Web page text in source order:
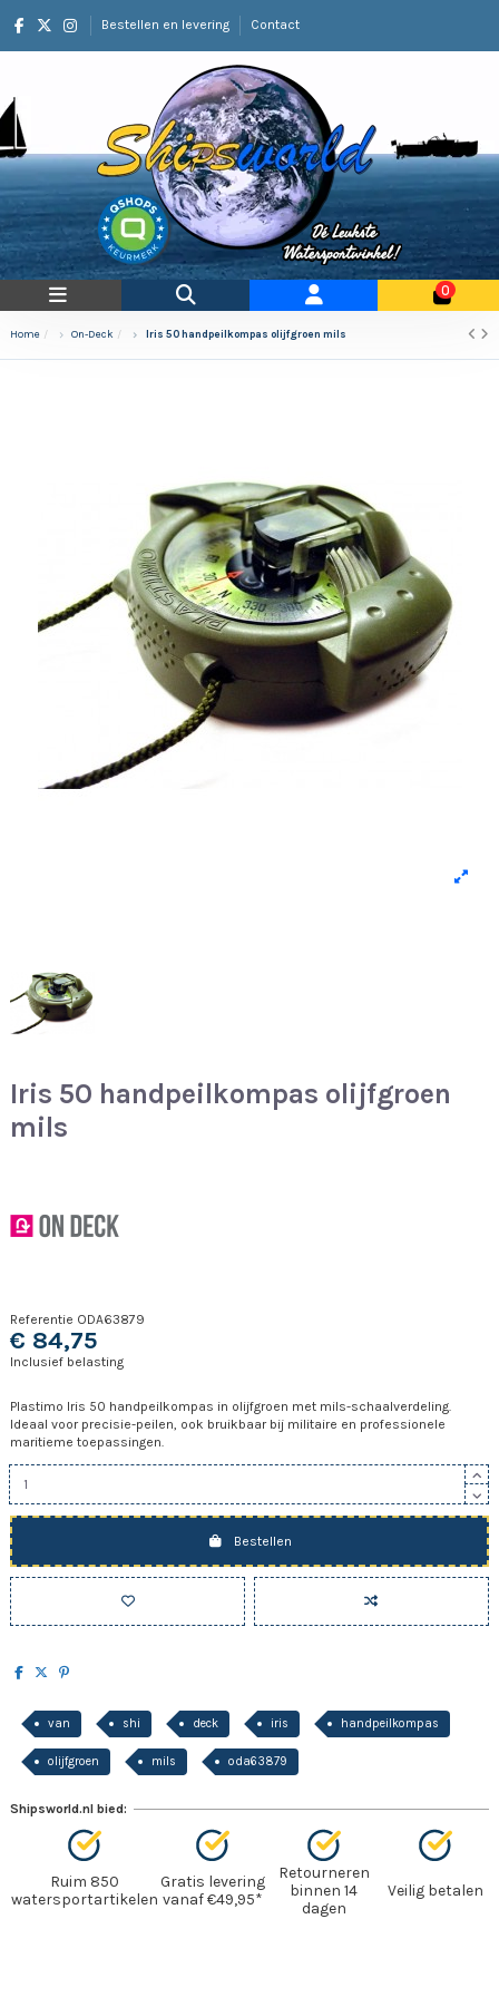
Bestellen en levering Contact
0
Home On-Deck Iris 50 handpeilkompas olijfgroen mils
Iris 50 handpeilkompas olijfgroen
mils
Referentie ODA63879
€ 84,75
Inclusief belasting
Plastimo Iris 50 handpeilkompas in olijfgroen met mils-schaalverdeling.
Ideaal voor precisie-peilen, ook bruikbaar bij militaire en professionele
maritieme toepassingen.
Bestellen
van shi deck iris handpeilkompas
olijfgroen mils oda63879
Shipsworld.nl bied:
Ruim 850
watersportartikelen
Gratis levering
vanaf €49,95*
Retourneren
binnen 14
dagen
Veilig betalen